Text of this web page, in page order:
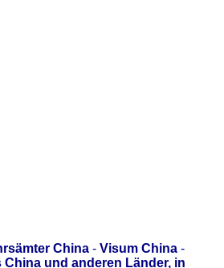
China - Visum China -
und anderen Länder, in